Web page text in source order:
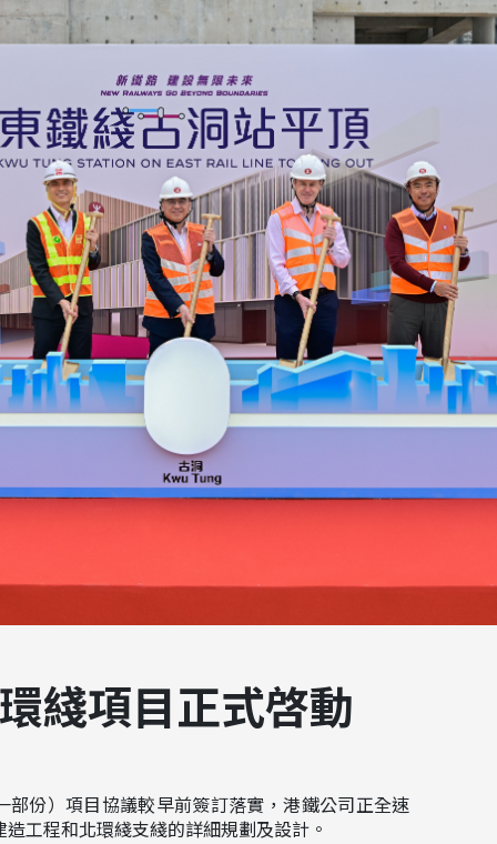
綫項目正式啓動
部份）項目協議較早前簽訂落實，港鐵公司正全速
工程和北環綫支綫的詳細規劃及設計。